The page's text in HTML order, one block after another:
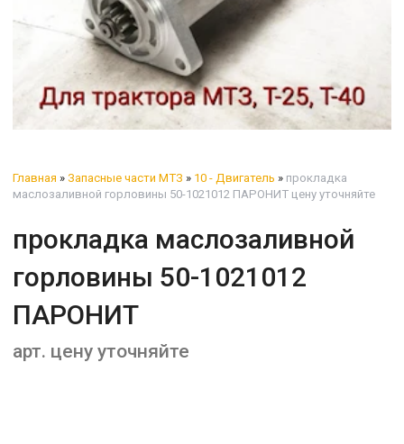
Главная » Запасные части МТЗ » 10 - Двигатель » прокладка
маслозаливной горловины 50-1021012 ПАРОНИТ цену уточняйте
прокладка маслозаливной
горловины 50-1021012
ПАРОНИТ
арт. цену уточняйте